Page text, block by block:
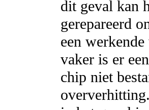
dit geval kan
gerepareerd
een
vaker is er
chip niet